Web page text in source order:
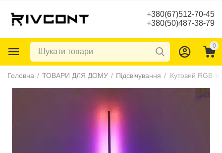
+380(67)512-70-45
+380(50)487-38-79
0
Головна / ТОВАРИ ДЛЯ ДОМУ / Підсвічування / Кутовий RGB